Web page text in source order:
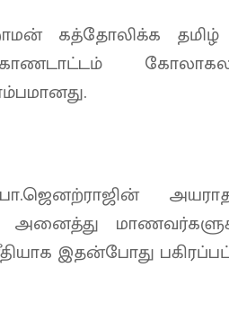
கத்தோலிக்க தமிழ்
இதன்போது